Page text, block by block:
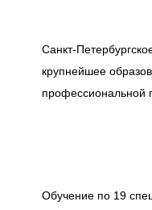
Санкт-
крупнейшее
профессиональной
Обучение по 19